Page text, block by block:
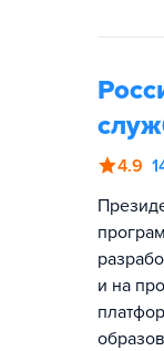
4.9
и на